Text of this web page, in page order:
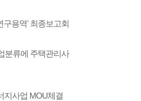
구용역’ 최종보고회
분류에 주택관리사
지사업 MOU체결